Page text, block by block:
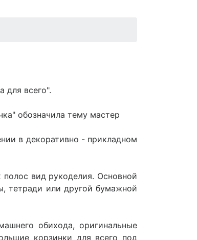
для всего".
обозначила тему мастер
в декоративно - прикладном
вид рукоделия. Основной
тетради или другой бумажной
обихода, оригинальные
корзинки для всего под